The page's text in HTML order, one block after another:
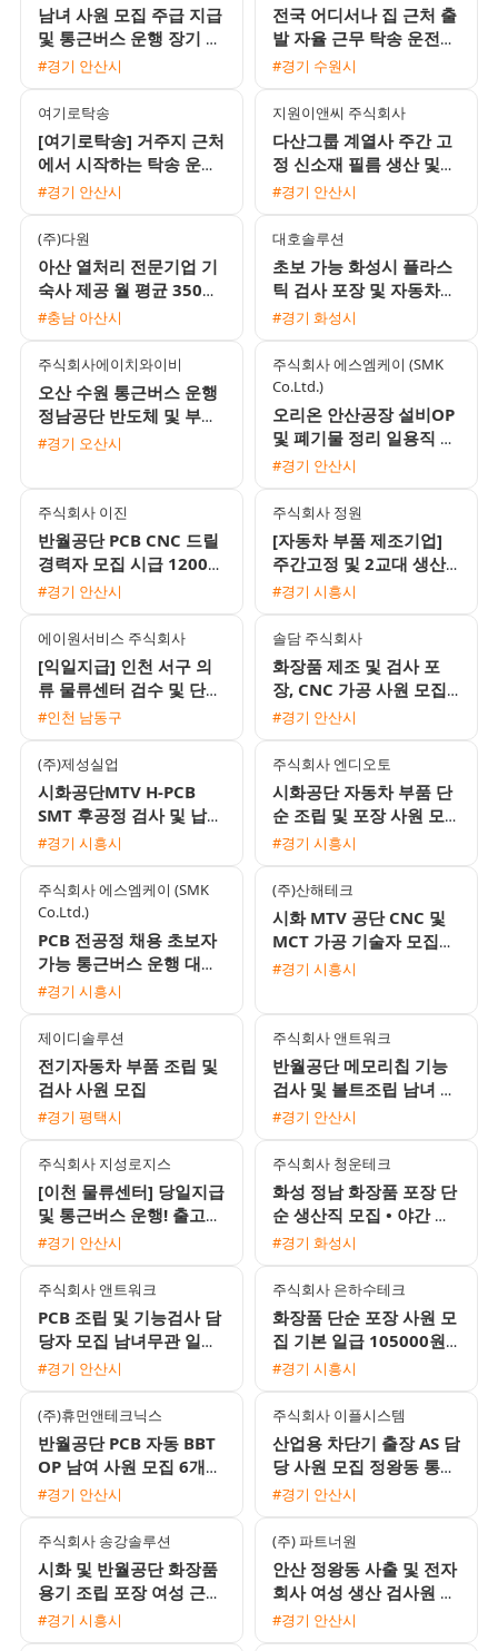
남녀 사원 모집 주급 지급
및 통근버스 운행 장기 근
무자 환영
#경기 안산시
전국 어디서나 집 근처 출
발 자율 근무 탁송 운전기
사 모집 초보 및 외국인
#경기 수원시
여기로탁송
[여기로탁송] 거주지 근처
에서 시작하는 탁송 운전
기사 모집 (일급 18만원 /
#경기 안산시
지원이앤씨 주식회사
다산그룹 계열사 주간 고
정 신소재 필름 생산 및
설비 조작원 모집 무료 사
#경기 안산시
(주)다원
아산 열처리 전문기업 기
숙사 제공 월 평균 350만
원 이상 부서별 인재 모집
#충남 아산시
대호솔루션
초보 가능 화성시 플라스
틱 검사 포장 및 자동차부
품 조립 여성 사원 채용
#경기 화성시
주식회사에이치와이비
오산 수원 통근버스 운행
정남공단 반도체 및 부품
생산 조립 창고관리 사원
#경기 오산시
주식회사 에스엠케이 (SMK
Co.Ltd.)
오리온 안산공장 설비OP
및 폐기물 정리 일용직 모
집 원시역 인근 익일지급
#경기 안산시
주식회사 이진
반월공단 PCB CNC 드릴
경력자 모집 시급 12000
원 및 일 교통비 지원 정
#경기 안산시
주식회사 정원
[자동차 부품 제조기업]
주간고정 및 2교대 생산·
물류·검사 사원 모집 (초
#경기 시흥시
에이원서비스 주식회사
[익일지급] 인천 서구 의
류 물류센터 검수 및 단순
포장 사원 모집 (시급
#인천 남동구
솔담 주식회사
화장품 제조 및 검사 포
장, CNC 가공 사원 모집
(주급 가능 및 통근버스
#경기 안산시
(주)제성실업
시화공단MTV H-PCB
SMT 후공정 검사 및 납땜
여성 사원 모집 (주간고
#경기 시흥시
주식회사 엔디오토
시화공단 자동차 부품 단
순 조립 및 포장 사원 모
집 주간고정 주야교대 선
#경기 시흥시
주식회사 에스엠케이 (SMK
Co.Ltd.)
PCB 전공정 채용 초보자
가능 통근버스 운행 대기
업 1차 협력사
#경기 시흥시
(주)산해테크
시화 MTV 공단 CNC 및
MCT 가공 기술자 모집
(주간 및 주야간 선택 가
#경기 시흥시
제이디솔루션
전기자동차 부품 조립 및
검사 사원 모집
#경기 평택시
주식회사 앤트워크
반월공단 메모리칩 기능
검사 및 볼트조립 남녀 사
원 모집 주급 일당 정산
#경기 안산시
주식회사 지성로지스
[이천 물류센터] 당일지급
및 통근버스 운행! 출고
파트 사원 모집 (단기/장
#경기 안산시
주식회사 청운테크
화성 정남 화장품 포장 단
순 생산직 모집 • 야간 월
350만원 이상 • 상여 100
#경기 화성시
주식회사 앤트워크
PCB 조립 및 기능검사 담
당자 모집 남녀무관 일당
및 주급 가능 통근버스 운
#경기 안산시
주식회사 은하수테크
화장품 단순 포장 사원 모
집 기본 일급 105000원
외국인 지원 가능
#경기 시흥시
(주)휴먼앤테크닉스
반월공단 PCB 자동 BBT
OP 남여 사원 모집 6개월
후 정규직 전환
#경기 안산시
주식회사 이플시스템
산업용 차단기 출장 AS 담
당 사원 모집 정왕동 통근
버스 운행 및 다양한 정산
#경기 안산시
주식회사 송강솔루션
시화 및 반월공단 화장품
용기 조립 포장 여성 근무
자 모집 (단기, 장기, 일당,
#경기 시흥시
(주) 파트너원
안산 정왕동 사출 및 전자
회사 여성 생산 검사원 모
집 주급 일당 지급 및 통
#경기 안산시